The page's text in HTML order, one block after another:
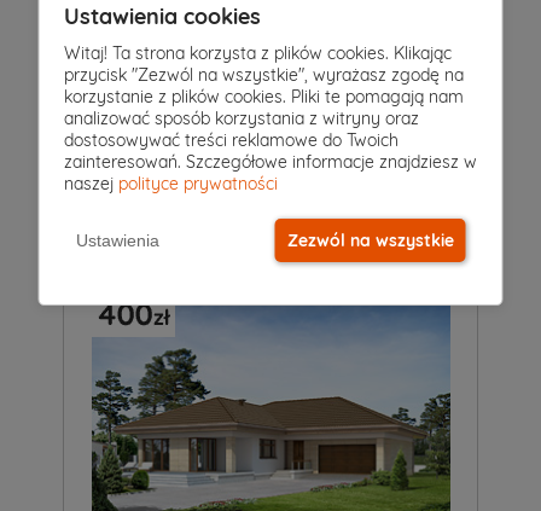
Pokoje 4 | Łazienki 2 | Garaż 2
Projekt domu
AMBROZJA 5 949 zł
5 549 zł
138 m2
Ustawienia cookies
Witaj! Ta strona korzysta z plików cookies. Klikając
przycisk "Zezwól na wszystkie", wyrażasz zgodę na
korzystanie z plików cookies. Pliki te pomagają nam
analizować sposób korzystania z witryny oraz
dostosowywać treści reklamowe do Twoich
zainteresowań. Szczegółowe informacje znajdziesz w
naszej polityce prywatności
Ustawienia Zezwól na wszystkie